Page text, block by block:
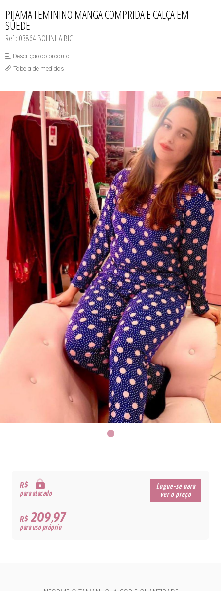
CONJUNTO
CONJUNTO BIQUÍNI
PIJAMA DE VERÃO
ROBE
TOP
PIJAMA FEMININO MANGA COMPRIDA E CALÇA EM
SUEDE
Ref.: 03864 BOLINHA BIC
Descrição do produto
Tabela de medidas
R$
para atacado
Logue-se para
ver o preço
R$209,97
para uso próprio